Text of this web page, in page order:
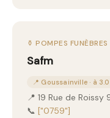
⚱️ POMPES FUNÈBRES
Safm
📍 Goussainville · à
📍 19 Rue de Roissy
📞 ["0759"]